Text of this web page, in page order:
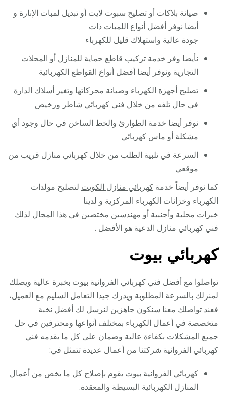
صيانة بلاكات أو تصليح سبوت لايت أو تبديل لمبات الإنارة و
أيضا نوفر أفضل أنواع اللمبات ذات
جودة عالية واستهلاك قليل للكهرباء
نأيضا وفر خدمة تركيب قاطع حماية للمنازل أو المحلات
التجارية ونوفر أيضا أفضل أنواع القواطع الكهربائية
تصليح أجهزة الكهرباء وصيانة محركاتها وتغير أسلاك الدارة
في حال تلفه من خلال فني كهربائي شاطر ورخيص
نوفر أيضا خدمة الطوارئ والخط الساخن في حال وجود أي
مشكلة أو ماس كهربائي
السرعة في تلبية الطلب من خلال كهربائي منازل قريب من
موقعي
كما نوفر أيضاً خدمةكهربائي منازل الكويت لتصليح مولدات
الكهرباء وخزانات الكهرباء المركزية و لدينا
خبرات محلية وأجنبية أو مهندسين مختصين في هذا المجال لذلك
فني كهربائي منازل الدعية هو الأفضل .
كهربائي بيوت
تواصلوا مع أفضل فني كهربائي الفروانية بيوت بخبرة عالية ويصلك
لمنزلك بالسرعة المطلوبة ويدرك جيدا التعامل السليم مع العميل،
فعند تواصلك معنا سنكون جاهزين لنرسل لك أفضل نخبة
متخصصة في أعمال الكهرباء بمختلف أنواعها ومحترفين في حل
جميع المشكلات بكفاءة عالية وضمان على كل ما يقدمه فني
كهربائي الفروانية شركتنا من أعمال عديدة تتمثل في:
كهربائي الفروانية بيوت يقوم بإصلاح كل ما يخص من أعمال
المنازل الكهربائية البسيطة والمعقدة.